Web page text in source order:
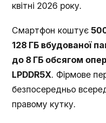
квітні 2026 року.
Смартфон коштує
128 ГБ вбудованої
до 8 ГБ обсягом
LPDDR5X. Фірмове
безпосередньо
правому кутку.